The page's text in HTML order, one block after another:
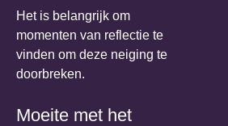
Het is belangrijk om
momenten van reflectie te
vinden om deze neiging te
doorbreken.
Moeite met het